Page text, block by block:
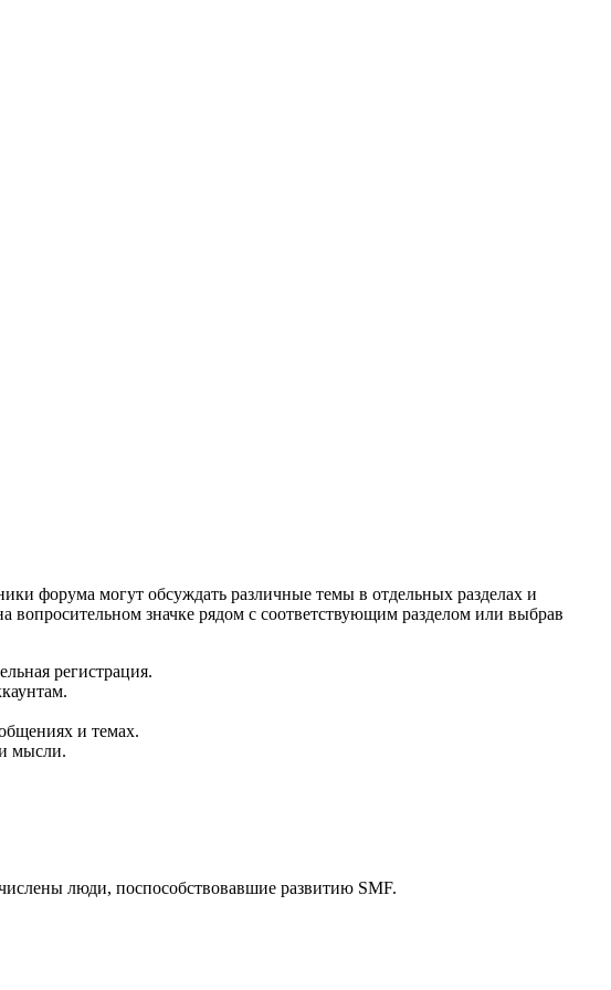
форума могут обсуждать различные темы в отдельных разделах и
значке рядом с соответствующим разделом или выбрав
регистрация.
и темах.
мысли.
люди, поспособствовавшие развитию SMF.